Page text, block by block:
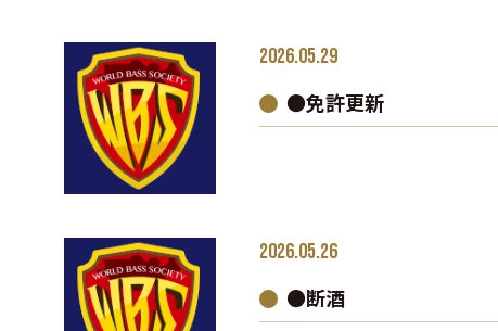
2026.05.29
●免許更新
2026.05.26
●断酒